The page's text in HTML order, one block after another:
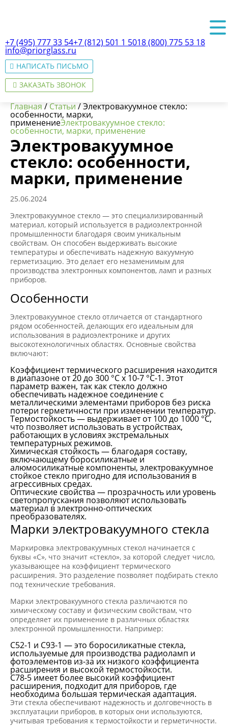
+7 (495) 777 33 54+7 (812) 501 1 5018 (800) 775 53 18
info@priorglass.ru
НАПИСАТЬ ПИСЬМО
ЗАКАЗАТЬ ЗВОНОК
О нас
Главная / Статьи /Электровакуумное стекло:
особенности, марки,
применениеЭлектровакуумное стекло:
особенности, марки, применение
Электровакуумное
стекло: особенности,
марки, применение
25.06.2024
Электровакуумное стекло — это специализированный
материал, который используется в радиоэлектронной
промышленности благодаря своим уникальным
свойствам. Он способен выдерживать высокие
температуры и обеспечивать надежную вакуумную
герметизацию. Это делает его незаменимым для
производства электронных компонентов, ламп и разных
приборов.
Особенности
Электровакуумное стекло отличается от стандартного
рядом особенностей, делающих его идеальным для
использования в радиоэлектронике и других
высокотехнологичных областях. Основные свойства
включают:
Коэффициент термического расширения находится
в диапазоне от 20 до 300 °С х 10-7 °C-1. Этот
параметр важен, так как стекло должно
обеспечивать надежное соединение с
металлическими элементами приборов без риска
потери герметичности при изменении температур.
Термостойкость — выдерживает от 100 до 1000 °C,
что позволяет использовать в устройствах,
работающих в условиях экстремальных
температурных режимов.
Химическая стойкость — благодаря составу,
включающему боросиликатные и
алюмосиликатные компоненты, электровакуумное
стойкое стекло пригодно для использования в
агрессивных средах.
Оптические свойства — прозрачность или уровень
светопропускания позволяют использовать
материал в электронно-оптических
преобразователях.
Марки электровакуумного стекла
Маркировка электровакуумных стекол начинается с
буквы «С», что значит «стекло», за которой следует число,
указывающее на коэффициент термического
расширения. Это разделение позволяет подбирать стекло
под технические требования.
Марки электровакуумного стекла различаются по
химическому составу и физическим свойствам, что
определяет их применение в различных областях
электронной промышленности. Например:
С52-1 и С93-1 — это боросиликатные стекла,
используемые для производства радиоламп и
фотоэлементов из-за их низкого коэффициента
расширения и высокой термостойкости.
С78-5 имеет более высокий коэффициент
расширения, подходит для приборов, где
необходима большая термическая адаптация.
Эти стекла обеспечивают надежность и долговечность в
эксплуатации приборов, в которых они используются,
учитывая требования к термостойкости и герметичности.